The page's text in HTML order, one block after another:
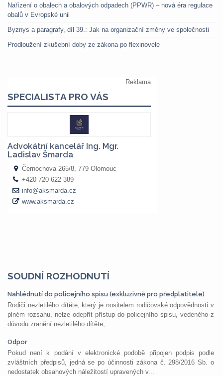
Nařízení o obalech a obalových odpadech (PPWR) – nová éra regulace
obalů v Evropské unii
Byznys a paragrafy, díl 39.: Jak na organizační změny ve společnosti
Prodloužení zkušební doby ze zákona po flexinovele
SOUDNÍ ROZHODNUTÍ
Nahlédnutí do policejního spisu (exkluzivně pro předplatitele)
Rodiči nezletilého dítěte, který je nositelem rodičovské odpovědnosti v
plném rozsahu, nelze odepřít přístup do policejního spisu, vedeného z
důvodu zranění nezletilého dítěte,...
Odpor
Pokud není k podání v elektronické podobě připojen podpis podle
zvláštních předpisů, jedná se po účinnosti zákona č. 298/2016 Sb. o
nedostatek obsahových náležitostí upravených v...